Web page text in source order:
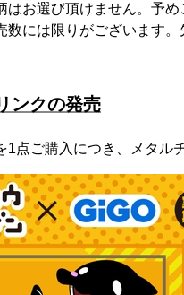
お選び頂けません。予め
には限りがございます
ンクの発売
1点ご購入につき、メタル